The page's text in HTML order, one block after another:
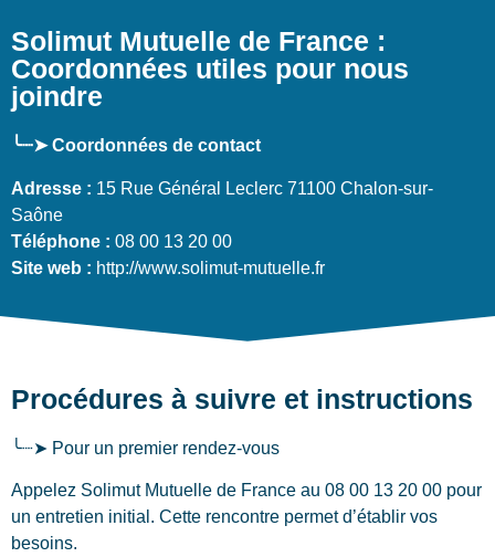
Solimut Mutuelle de France :
Coordonnées utiles pour nous
joindre
╰┈➤ Coordonnées de contact
Adresse : 15 Rue Général Leclerc 71100 Chalon-sur-
Saône
Téléphone : 08 00 13 20 00
Site web : http://www.solimut-mutuelle.fr
Procédures à suivre et instructions
╰┈➤ Pour un premier rendez-vous
Appelez Solimut Mutuelle de France au 08 00 13 20 00 pour
un entretien initial. Cette rencontre permet d’établir vos
besoins.